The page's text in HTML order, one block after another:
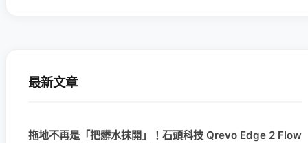
最新文章
拖地不再是「把髒水抹開」！石頭科技 Qrevo Edge 2 Flow